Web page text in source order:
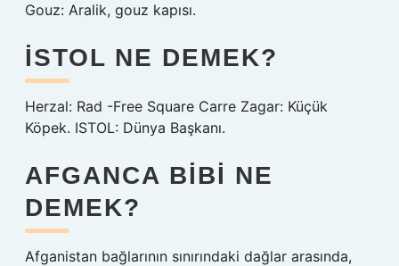
Gouz: Aralik, gouz kapısı.
İSTOL NE DEMEK?
Herzal: Rad -Free Square Carre Zagar: Küçük
Köpek. ISTOL: Dünya Başkanı.
AFGANCA BIBI NE
DEMEK?
Afganistan bağlarının sınırındaki dağlar arasında,